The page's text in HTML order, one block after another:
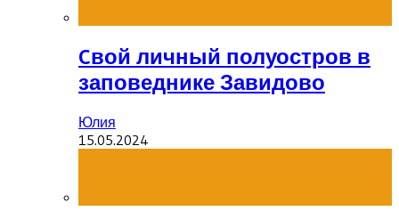
Cвой личный полуостров в
заповеднике Завидово
Юлия
15.05.2024